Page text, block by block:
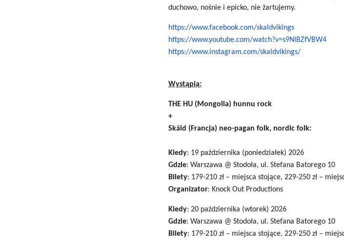
duchowo, nośnie i epicko, nie żartujemy.
https://www.facebook.com/skaldvikings
https://www.youtube.com/watch?v=s9NIBZfVBW4
https://www.instagram.com/skaldvikings/
Wystąpią:
THE HU (Mongolia) hunnu rock
+
Skáld (Francja) neo-pagan folk, nordic folk:
Kiedy: 19 października (poniedziałek) 2026
Gdzie: Warszawa @ Stodoła, ul. Stefana Batorego 10
Bilety: 179-210 zł – miejsca stojące, 229-250 zł –
Organizator: Knock Out Productions
Kiedy: 20 października (wtorek) 2026
Gdzie: Warszawa @ Stodoła, ul. Stefana Batorego 10
Bilety: 179-210 zł – miejsca stojące, 229-250 zł –